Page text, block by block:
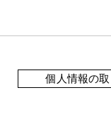
個人情報の